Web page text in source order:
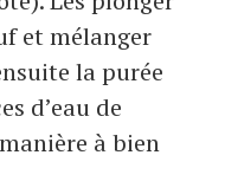
et mélanger
la purée
d’eau de
à bien